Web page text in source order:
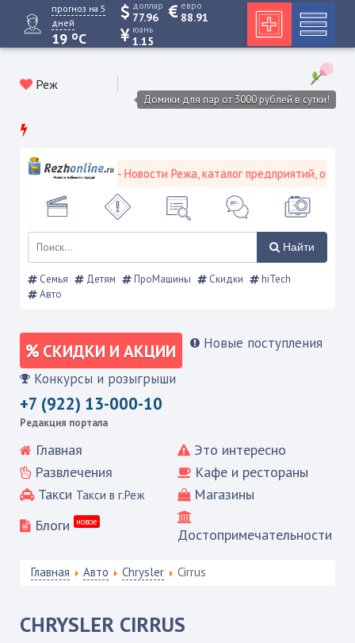
прогноз на 5
дней
19 oC
доллар
77.96
евро
88.91
юань
1.15
Реж
Домики для пар от 3000 рублей в сутки!
городской портал - Новости Режа, каталог предприятий,
Найти
Семья Детям ПроМашины Скидки
hiTech
Авто
СКИДКИ И АКЦИИ Новые поступления
Конкурсы и розыгрыши
+7 (922) 13-000-10
Редакция портала
Главная
Это интересно
Развлечения
Кафе и рестораны
Такси Такси в г.Реж
Магазины
Блоги
новое
Достопримечательности
Главная Авто Chrysler Cirrus
CHRYSLER CIRRUS